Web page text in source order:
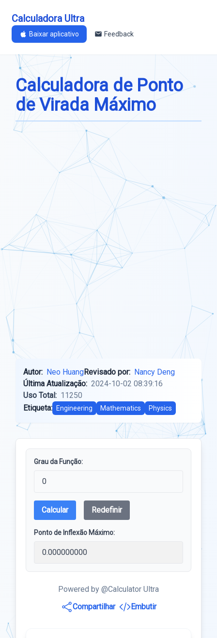
Calculadora Ultra
Baixar aplicativo Feedback
Calculadora de Ponto
de Virada Máximo
Autor: Neo HuangRevisado por: Nancy Deng
Última Atualização: 2024-10-02 08:39:16
Uso Total: 11250
Etiqueta:
Engineering Mathematics Physics
Grau da Função:
Calcular Redefinir
Ponto de Inflexão Máximo:
Powered by @Calculator Ultra
Compartilhar
Embutir